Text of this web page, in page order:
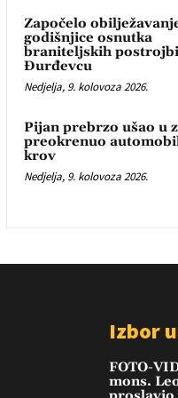
Započelo
godišnjice osnutka
braniteljskih
Đurđevcu
Nedjelja, 9. kolovoza 2026.
Pijan prebrzo ušao u
preokrenuo
krov
Nedjelja, 9. kolovoza 2026.
Izbor
FOTO-
mons.